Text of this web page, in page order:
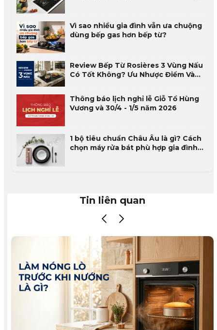
Vì sao nhiều gia đình vẫn ưa chuộng
dùng bếp gas hơn bếp từ?
Review Bếp Từ Rosières 3 Vùng Nấu
Có Tốt Không? Ưu Nhược Điểm Và
Thông báo lịch nghỉ lễ Giỗ Tổ Hùng
Vương và 30/4 - 1/5 năm 2026
1 bộ tiêu chuẩn Châu Âu là gì? Cách
chọn máy rửa bát phù hợp gia đình
Tin liên quan